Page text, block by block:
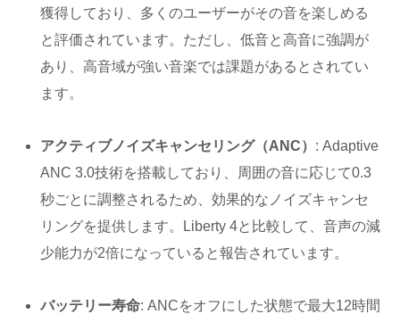
獲得しており、多くのユーザーがその音を楽しめる
と評価されています。ただし、低音と高音に強調が
あり、高音域が強い音楽では課題があるとされてい
ます。
アクティブノイズキャンセリング（ANC） : Adaptive
ANC 3.0技術を搭載しており、周囲の音に応じて0.3
秒ごとに調整されるため、効果的なノイズキャンセ
リングを提供します。Liberty 4と比較して、音声の減
少能力が2倍になっていると報告されています。
バッテリー寿命: ANCをオフにした状態で最大12時間